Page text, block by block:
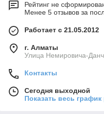
Рейтинг не
Менее 5 отзывов за
Работает с 21.05.2012
г. Алматы
Улица Немировича-
Контакты
Сегодня выходной
Показать весь